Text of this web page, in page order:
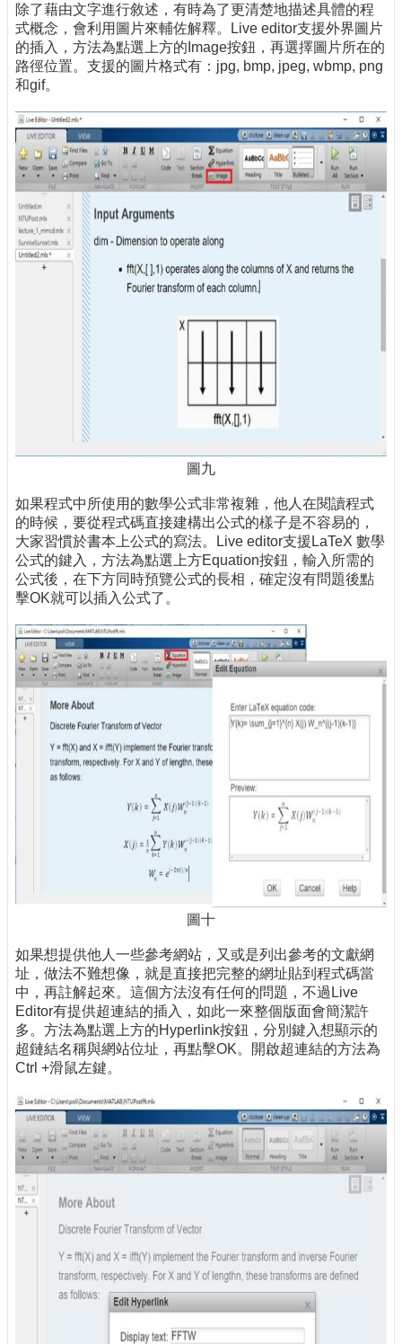
除了藉由文字進行敘述，有時為了更清楚地描述具體的程
式概念，會利用圖片來輔佐解釋。Live editor支援外界圖片
的插入，方法為點選上方的Image按鈕，再選擇圖片所在的
路徑位置。支援的圖片格式有：jpg, bmp, jpeg, wbmp, png
和gif。
圖九
如果程式中所使用的數學公式非常複雜，他人在閱讀程式
的時候，要從程式碼直接建構出公式的樣子是不容易的，
大家習慣於書本上公式的寫法。Live editor支援LaTeX 數學
公式的鍵入，方法為點選上方Equation按鈕，輸入所需的
公式後，在下方同時預覽公式的長相，確定沒有問題後點
擊OK就可以插入公式了。
圖十
如果想提供他人一些參考網站，又或是列出參考的文獻網
址，做法不難想像，就是直接把完整的網址貼到程式碼當
中，再註解起來。這個方法沒有任何的問題，不過Live
Editor有提供超連結的插入，如此一來整個版面會簡潔許
多。方法為點選上方的Hyperlink按鈕，分別鍵入想顯示的
超鏈結名稱與網站位址，再點擊OK。開啟超連結的方法為
Ctrl +滑鼠左鍵。